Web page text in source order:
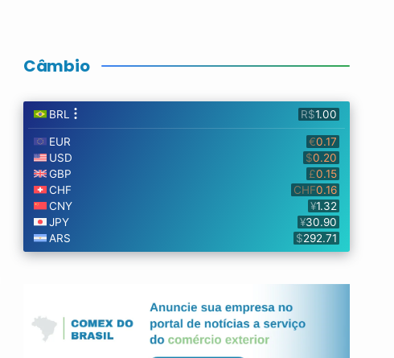
Câmbio